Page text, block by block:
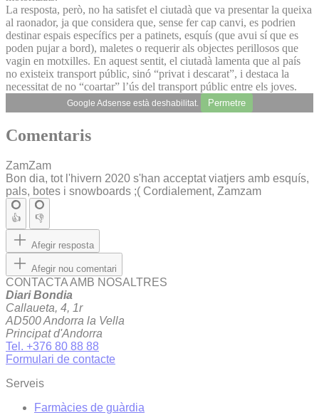
La resposta, però, no ha satisfet el ciutadà que va presentar la queixa
al raonador, ja que considera que, sense fer cap canvi, es podrien
destinar espais específics per a patinets, esquís (que avui sí que es
poden pujar a bord), maletes o requerir als objectes perillosos que
vagin en motxilles. En aquest sentit, el ciutadà lamenta que al país
no existeix transport públic, sinó “privat i descarat”, i destaca la
necessitat de no “coartar” l’ús del transport públic entre els joves.
Google Adsense està deshabilitat. Permetre
Comentaris
ZamZam
Bon dia, tot l'hivern 2020 s'han acceptat viatjers amb esquís,
pals, botes i snowboards ;( Cordialement, Zamzam
👍 👎
Afegir resposta
Afegir nou comentari
CONTACTA AMB NOSALTRES
Diari Bondia
Callaueta, 4, 1r
AD500 Andorra la Vella
Principat d'Andorra
Tel. +376 80 88 88
Formulari de contacte
Serveis
Farmàcies de guàrdia